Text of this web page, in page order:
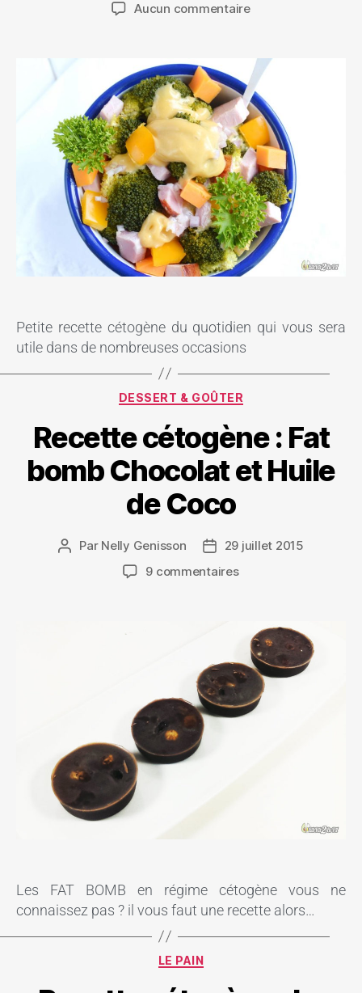
Aucun commentaire
Petite recette cétogène du quotidien qui vous sera
utile dans de nombreuses occasions
DESSERT & GOÛTER
Recette cétogène : Fat
bomb Chocolat et Huile
de Coco
Par Nelly Genisson
29 juillet 2015
9 commentaires
Les FAT BOMB en régime cétogène vous ne
connaissez pas ? il vous faut une recette alors…
LE PAIN